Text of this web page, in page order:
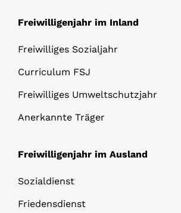
Freiwilligenjahr im Inland
Freiwilliges Sozialjahr
Curriculum FSJ
Freiwilliges Umweltschutzjahr
Anerkannte Träger
Freiwilligenjahr im Ausland
Sozialdienst
Friedensdienst